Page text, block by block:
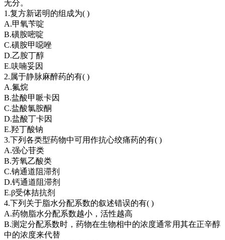
无分。
1.复方新诺明的组成为( )
A.甲氧苄啶
B.磺胺嘧啶
C.磺胺甲噁唑
D.乙胺丁醇
E.呋喃妥因
2.属于静脉麻醉药的有( )
A.氟烷
B.盐酸甲哌卡因
C.盐酸氯胺酮
D.盐酸丁卡因
E.羟丁酸钠
3.下列各类型药物中可用作抗心绞痛药的有( )
A.强心苷类
B.芳氧乙酸类
C.钠通道阻滞剂
D.钙通道阻滞剂
E.β受体拮抗剂
4.下列关于脂水分配系数的叙述错误的有( )
A.药物脂水分配系数越小，活性越高
B.测定分配系数时，药物在生物相中的浓度通常用其在正辛醇
中的浓度来代替